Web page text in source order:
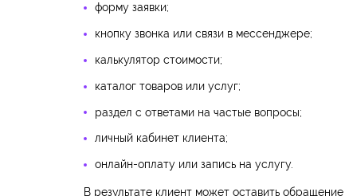
форму заявки;
кнопку звонка или связи в мессенджере;
калькулятор стоимости;
каталог товаров или услуг;
раздел с ответами на частые вопросы;
личный кабинет клиента;
онлайн-оплату или запись на услугу.
В результате клиент может оставить